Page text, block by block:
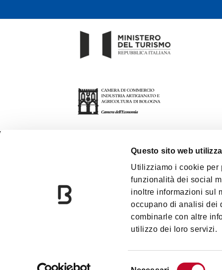
Questo sito web
Utilizziamo i cookie per
funzionalità dei social
inoltre informazioni sul
occupano di analisi dei
combinarle con altre
utilizzo dei loro servizi.
Bologna Welcome旅行社
博
双
下